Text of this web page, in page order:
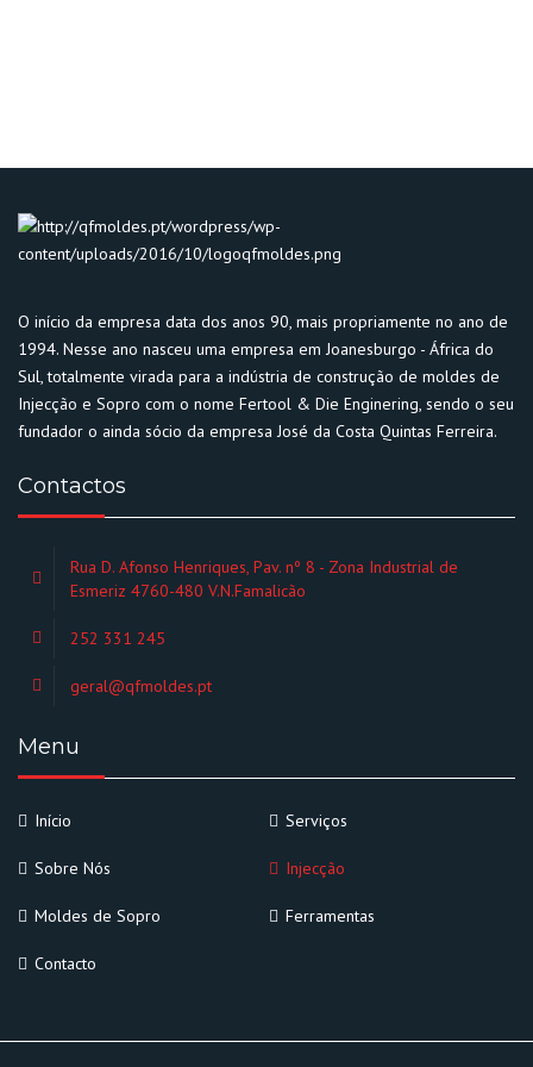
O início da empresa data dos anos 90, mais propriamente no ano de
1994. Nesse ano nasceu uma empresa em Joanesburgo - África do
Sul, totalmente virada para a indústria de construção de moldes de
Injecção e Sopro com o nome Fertool & Die Enginering, sendo o seu
fundador o ainda sócio da empresa José da Costa Quintas Ferreira.
Contactos
Rua D. Afonso Henriques, Pav. nº 8 - Zona Industrial de
Esmeriz 4760-480 V.N.Famalicão
252 331 245
geral@qfmoldes.pt
Menu
Início Serviços
Sobre Nós Injecção
Moldes de Sopro Ferramentas
Contacto